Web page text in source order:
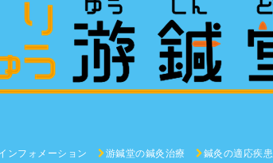
ンフォメーション 游鍼堂の鍼灸治療 鍼灸の適応疾患